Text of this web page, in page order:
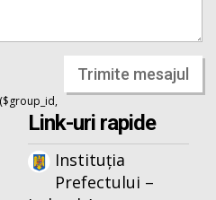
Trimite mesajul
Link-uri rapide
Instituția
Prefectului –